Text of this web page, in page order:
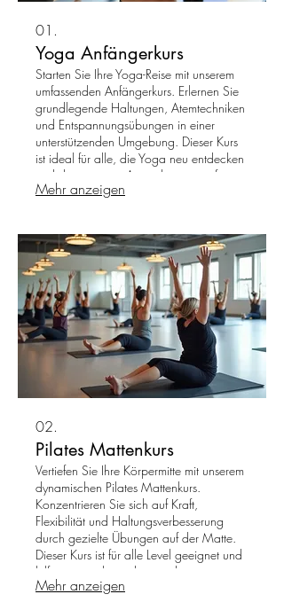
01.
Yoga Anfängerkurs
Starten Sie Ihre Yoga-Reise mit unserem
umfassenden Anfängerkurs. Erlernen Sie
grundlegende Haltungen, Atemtechniken
und Entspannungsübungen in einer
unterstützenden Umgebung. Dieser Kurs
ist ideal für alle, die Yoga neu entdecken
und die positiven Auswirkungen auf
Körper und Geist erfahren möchten.
Mehr anzeigen
02.
Pilates Mattenkurs
Vertiefen Sie Ihre Körpermitte mit unserem
dynamischen Pilates Mattenkurs.
Konzentrieren Sie sich auf Kraft,
Flexibilität und Haltungsverbesserung
durch gezielte Übungen auf der Matte.
Dieser Kurs ist für alle Level geeignet und
hilft, eine starke und gesunde
Körperhaltung aufzubauen.
Mehr anzeigen